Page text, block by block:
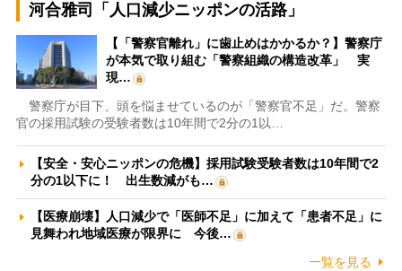
河合雅司「人口減少ニッポンの活路」
【「警察官離れ」に歯止めはかかるか？】警察庁
が本気で取り組む「警察組織の構造改革」 実
現…
警察庁が目下、頭を悩ませているのが「警察官不足」だ。警察
官の採用試験の受験者数は10年間で2分の1以…
【安全・安心ニッポンの危機】採用試験受験者数は10年間で2
分の1以下に！ 出生数減がも…
【医療崩壊】人口減少で「医師不足」に加えて「患者不足」に
見舞われ地域医療が限界に 今後…
一覧を見る